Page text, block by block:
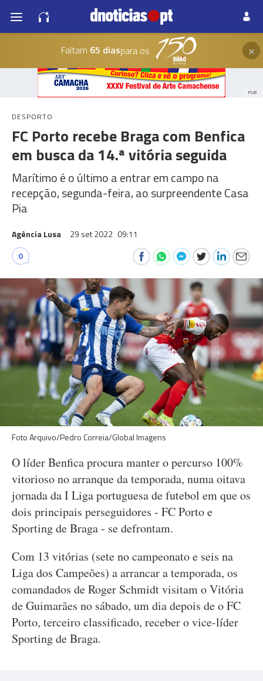
Faltam 65 diaspara os ×
PUB
DESPORTO
FC Porto recebe Braga com Benfica
em busca da 14.ª vitória seguida
Marítimo é o último a entrar em campo na
recepção, segunda-feira, ao surpreendente Casa
Pia
Agência Lusa 29 set 2022 09:11
0
Foto Arquivo/Pedro Correia/Global Imagens
O líder Benfica procura manter o percurso 100%
vitorioso no arranque da temporada, numa oitava
jornada da I Liga portuguesa de futebol em que os
dois principais perseguidores - FC Porto e
Sporting de Braga - se defrontam.
Com 13 vitórias (sete no campeonato e seis na
Liga dos Campeões) a arrancar a temporada, os
comandados de Roger Schmidt visitam o Vitória
de Guimarães no sábado, um dia depois de o FC
Porto, terceiro classificado, receber o vice-líder
Sporting de Braga.